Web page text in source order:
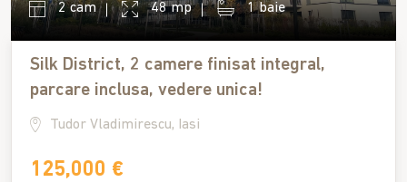
2 cam 48 mp 1 baie
Silk District, 2 camere finisat integral,
parcare inclusa, vedere unica!
Tudor Vladimirescu, Iasi
125,000 €